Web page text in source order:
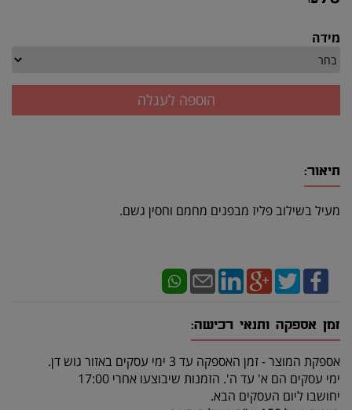
מידה
תיאור:
מעיל בשילוב פליז מבפנים מחמם וחסין גשם.
זמן אספקה ותנאי רכישה:
אספקת המוצר - זמן האספקה עד 3 ימי עסקים באזור גוש דן.
ימי עסקים הם א' עד ה'. הזמנות שיבוצעו אחרי 17:00
יחושבו ליום העסקים הבא.